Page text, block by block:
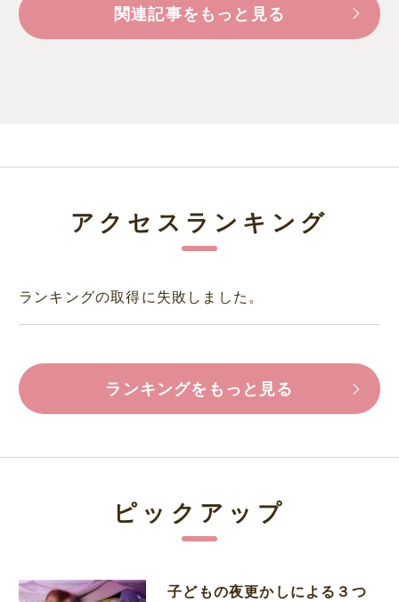
関連記事をもっと見る
アクセスランキング
ランキングの取得に失敗しました。
ランキングをもっと見る
ピックアップ
子どもの夜更かしによる３つ